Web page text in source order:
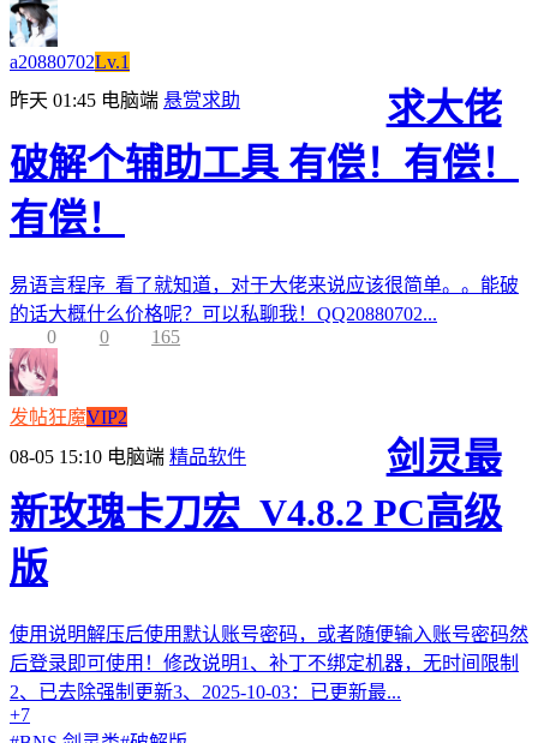
a20880702Lv.1
昨天 01:45 电脑端 悬赏求助
求大佬
破解个辅助工具 有偿！有偿！
有偿！
易语言程序 看了就知道，对于大佬来说应该很简单。。能破
的话大概什么价格呢？可以私聊我！QQ20880702...
0
0 165
发帖狂魔VIP2
08-05 15:10 电脑端 精品软件
剑灵最
新玫瑰卡刀宏_V4.8.2 PC高级
版
使用说明解压后使用默认账号密码，或者随便输入账号密码然
后登录即可使用！修改说明1、补丁不绑定机器，无时间限制
2、已去除强制更新3、2025-10-03：已更新最...
+7